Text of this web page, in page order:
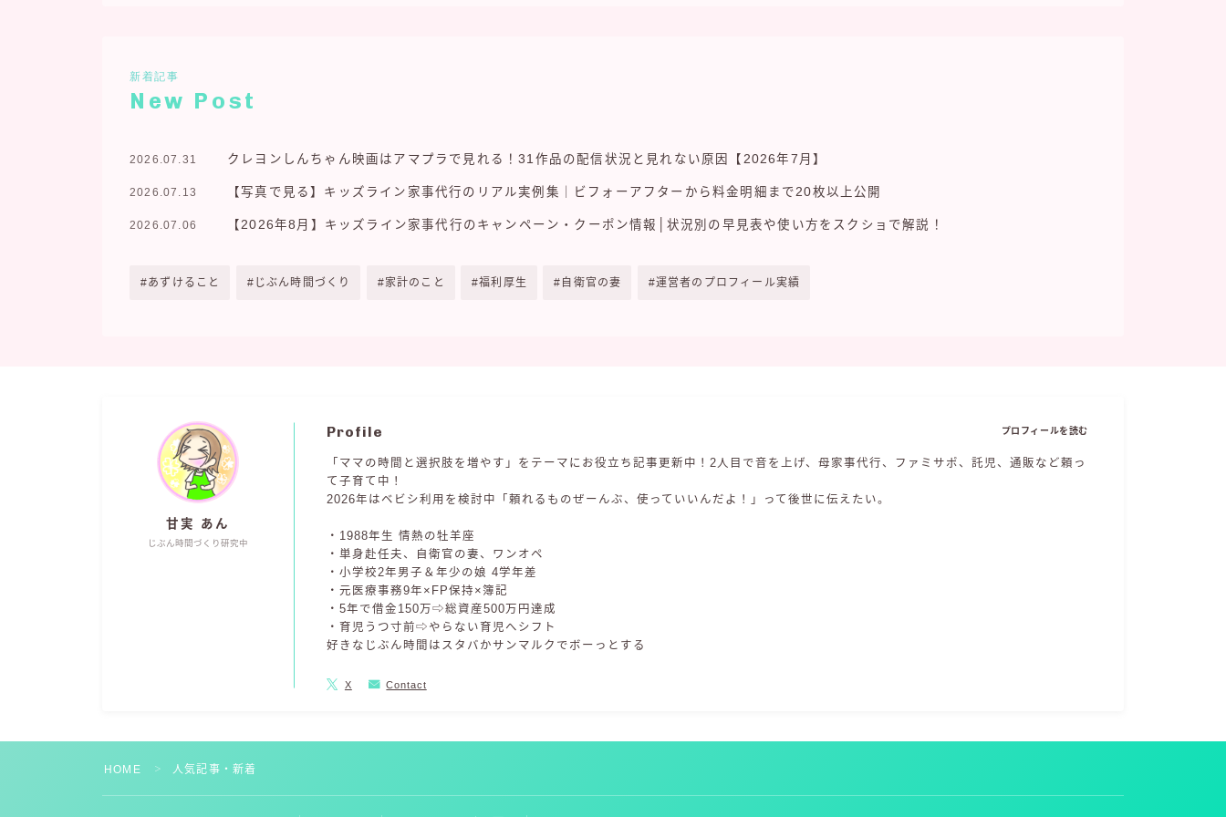
新着記事
New Post
クレヨンしんちゃん映画はアマプラで見れる！31作品の配信状況と見れない原因【2026年7月】
2026.07.31
【写真で見る】キッズライン家事代行のリアル実例集｜ビフォーアフターから料金明細まで20枚以上公開
2026.07.13
【2026年8月】キッズライン家事代行のキャンペーン・クーポン情報│状況別の早見表や使い方をスクショで解説！
2026.07.06
あずけること じぶん時間づくり 家計のこと 福利厚生 自衛官の妻 運営者のプロフィール実績
甘実 あん
じぶん時間づくり研究中
Profile
「ママの時間と選択肢を増やす」をテーマにお役立ち記事更新中！2人目で音を上げ、母家事代行、ファミサポ、託児、通販など頼っ
て子育て中！
2026年はベビシ利用を検討中「頼れるものぜーんぶ、使っていいんだよ！」って後世に伝えたい。
・1988年生 情熱の牡羊座
・単身赴任夫、自衛官の妻、ワンオペ
・小学校2年男子＆年少の娘 4学年差
・元医療事務9年×FP保持×簿記
・5年で借金150万⇨総資産500万円達成
・育児うつ寸前⇨やらない育児へシフト
好きなじぶん時間はスタバかサンマルクでボーっとする
プロフィールを読む
X Contact
HOME ＞ 人気記事・新着